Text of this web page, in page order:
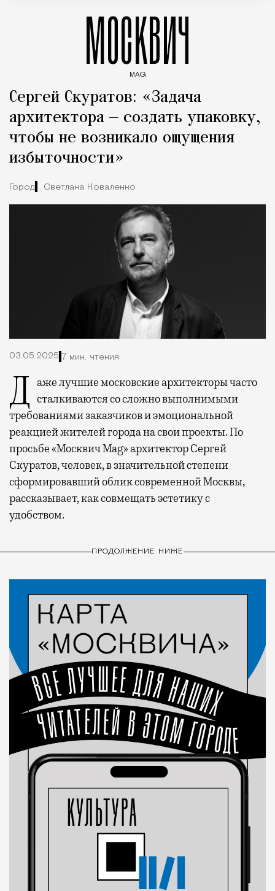
МОСКВИЧ
MAG
Сергей Скуратов: «Задача
архитектора — создать упаковку,
чтобы не возникало ощущения
избыточности»
Город Светлана Коваленко
03.05.2025 7 мин. чтения
Даже лучшие московские архитекторы часто сталкиваются со сложно выполнимыми
требованиями заказчиков и эмоциональной
реакцией жителей города на свои проекты. По
просьбе «Москвич Mag» архитектор Сергей
Скуратов, человек, в значительной степени
сформировавший облик современной Москвы,
рассказывает, как совмещать эстетику с
удобством.
ПРОДОЛЖЕНИЕ НИЖЕ